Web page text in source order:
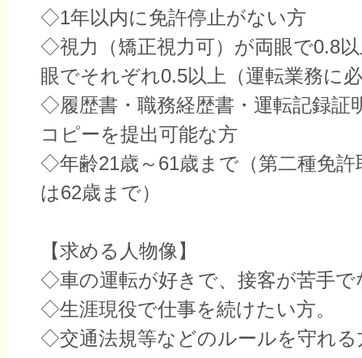
◇1年以内に免許停止がない方
◇視力（矯正視力可）が両眼で0.8
眼でそれぞれ0.5以上（運転業務に
◇履歴書・職務経歴書・運転記録証
コピーを提出可能な方
◇年齢21歳～61歳まで（第二種免許
は62歳まで）
【求める人物像】
◇車の運転が好きで、接客が苦手で
◇生涯現役で仕事を続けたい方。
◇交通法規等などのルールを守れる